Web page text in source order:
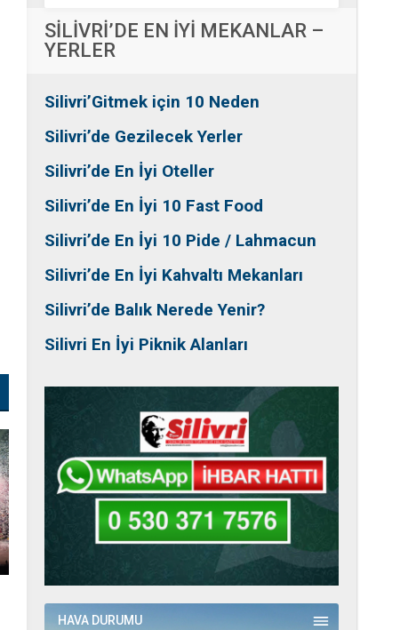
Tansu Bayrakdar-Biz diyoruz
ki
Ersin Özalp-Gerçekler
Silivri’de Uluslararası Halk
Yapılıyor?
SİLİVRİ’DE EN İYİ MEKANLAR –
YERLER
Silivri’Gitmek için 10 Neden
Silivri’de Gezilecek Yerler
Silivri’de En İyi Oteller
Silivri’de En İyi 10 Fast Food
Silivri’de En İyi 10 Pide / Lahmacun
Silivri’de En İyi Kahvaltı Mekanları
Silivri’de Balık Nerede Yenir?
Silivri En İyi Piknik Alanları
HAVA DURUMU